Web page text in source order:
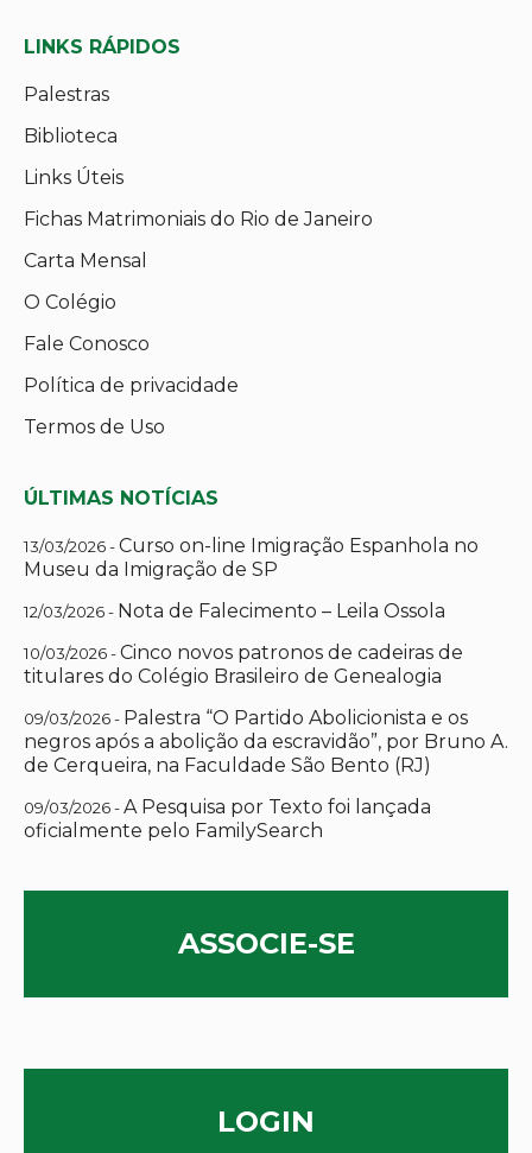
LINKS RÁPIDOS
Palestras
Biblioteca
Links Úteis
Fichas Matrimoniais do Rio de Janeiro
Carta Mensal
O Colégio
Fale Conosco
Política de privacidade
Termos de Uso
ÚLTIMAS NOTÍCIAS
13/03/2026 -Curso on-line Imigração Espanhola no
Museu da Imigração de SP
12/03/2026 - Nota de Falecimento – Leila Ossola
10/03/2026 -Cinco novos patronos de cadeiras de
titulares do Colégio Brasileiro de Genealogia
09/03/2026 - Palestra “O Partido Abolicionista e os
negros após a abolição da escravidão”, por Bruno A.
de Cerqueira, na Faculdade São Bento (RJ)
09/03/2026 -A Pesquisa por Texto foi lançada
oficialmente pelo FamilySearch
ASSOCIE-SE
LOGIN